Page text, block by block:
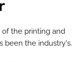
the printing and
been the industry's.